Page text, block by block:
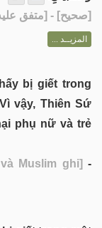
[صحيح] - [متفق عليه]
المزيــد ...
bị giết trong
Muslim ghi] -